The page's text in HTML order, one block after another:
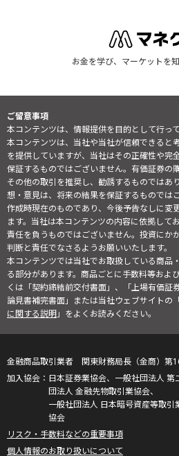
お金を学び、マーケットを
ご留意事項
本コンテンツは、情報提供を目的として行って
本コンテンツは、当社や当社が信頼できると
を提供していますが、当社はその正確性や完
保証するものではございません。有価証券の
その他の取引を推奨し、勧誘するものではあ
想・意見は、将来の結果を保証するものでは
作成時現在のものであり、今後予告なしに変
ます。当社は本コンテンツの内容に依拠して
責任を負うものではございません。投資にか
判断と責任でなさるようお願いいたします。
本コンテンツでは当社でお取扱している商品
る部分があります。商品ごとに手数料等およ
くは「契約締結前交付書面」、「上場有価証
論見書補完書面」または当社ウェブサイトの
に関する説明」をよくお読みください。
金融商品取引業者 関東財務局長（金商）第
日本証券業協会、一般社団法人
団法人 金融先物取引業協会、
一般社団法人 日本暗号資産等取
協会
リスク・手数料などの重要事項
個人情報のお取り扱いについて